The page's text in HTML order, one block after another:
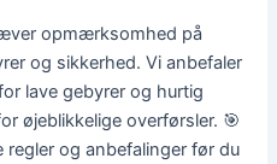
opmærksomhed på
og sikkerhed. Vi anbefaler
lave gebyrer og hurtig
øjeblikkelige overførsler. 🎯
regler og anbefalinger før du